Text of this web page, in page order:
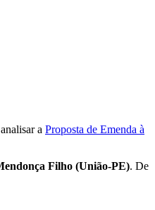
a Proposta de Emenda à
Filho (União-PE). De